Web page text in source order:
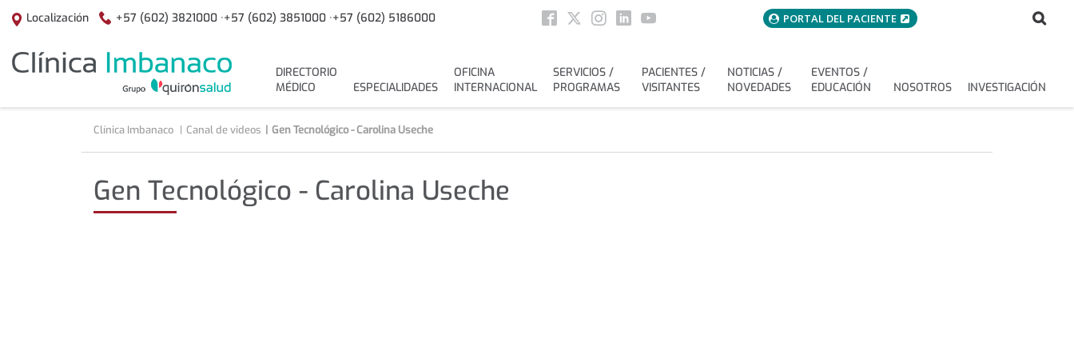
Localización +57 (602) 3821000 ·+57 (602) 3851000 ·+57 (602) 5186000
Social
menuAcceso
PORTAL DEL PACIENTE
Buscar
DIRECTORIO
MÉDICO
ESPECIALIDADES
OFICINA
INTERNACIONAL
SERVICIOS /
PROGRAMAS
PACIENTES /
VISITANTES
NOTICIAS /
NOVEDADES
EVENTOS /
EDUCACIÓN
NOSOTROS INVESTIGACIÓN
Clínica Imbanaco Canal de videos Gen Tecnológico - Carolina Useche
Gen Tecnológico - Carolina Useche